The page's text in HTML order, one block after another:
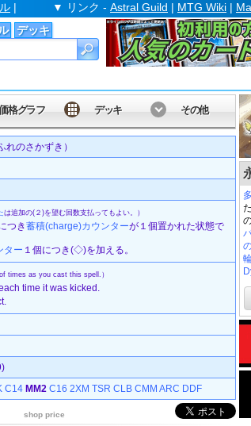
デッキ
| ▼ リンク - Astral Guild | MTG Wiki |
格グラフ デッキ その他
れのさかずき）
は追加の(２)を望む回数支払ってもよい。）
つき蓄積(charge)カウンターが１個置かれた状態で
ター １個につき(◇)を加える。
times as you cast this spell.）
time it was kicked.
C14 MM2 C16 2XM TSR CLB CMM ARC DDF
shop price